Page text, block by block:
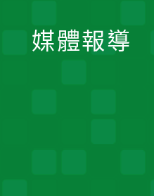
媒體報導